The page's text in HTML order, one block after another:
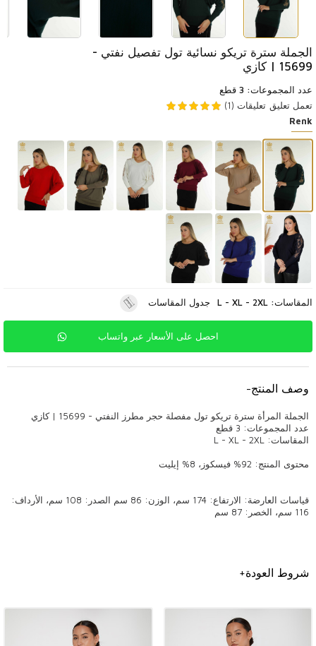
الجملة سترة تريكو نسائية تول تفصيل نفتي -
15699 | كازي
عدد المجموعات: 3 قطع
تعمل تعليق تعليقات (1)
Renk
المقاسات: L - XL - 2XL جدول المقاسات
احصل على الأسعار عبر واتساب
وصف المنتج-
الجملة المرأة سترة تريكو تول مفصلة حجر مطرز النفتي - 15699 | كازي
عدد المجموعات: 3 قطع
المقاسات: L - XL - 2XL
محتوى المنتج: 92% فيسكوز، 8% إيليت
قياسات العارضة: الارتفاع: 174 سم، الوزن: 86 سم الصدر: 108 سم، الأرداف:
116 سم، الخصر: 87 سم
معلومات عامة
اسطنبول نماذج سترة التريكو بالجملة،
موديلات ملابس نسائية بالجملة,
شروط العودة+